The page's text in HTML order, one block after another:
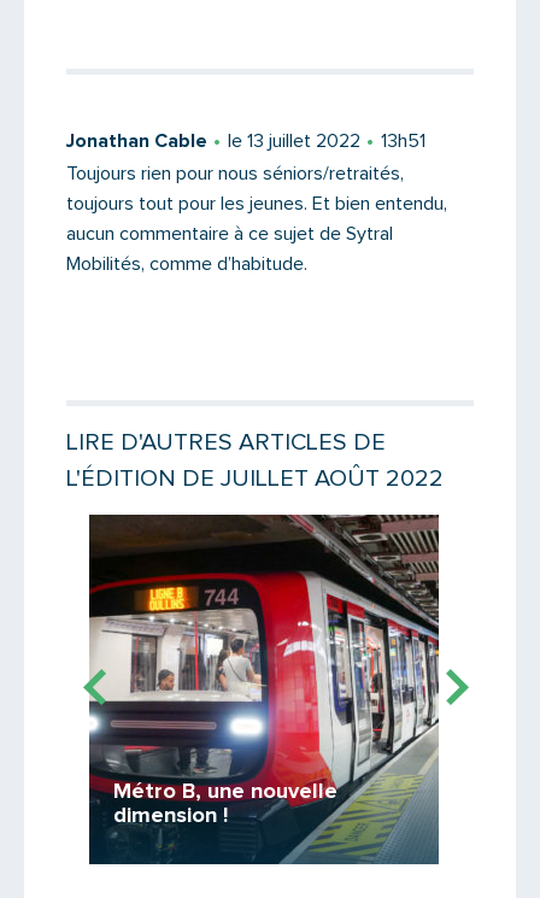
PARTAGER
Jonathan Cable le 13 juillet 2022
13h51
Toujours rien pour nous séniors/retraités,
toujours tout pour les jeunes. Et bien entendu,
aucun commentaire à ce sujet de Sytral
Mobilités, comme d’habitude.
LIRE D'AUTRES ARTICLES DE
L'ÉDITION DE JUILLET AOÛT 2022
Lire la suite
Métro B, une nouvelle
dimension !